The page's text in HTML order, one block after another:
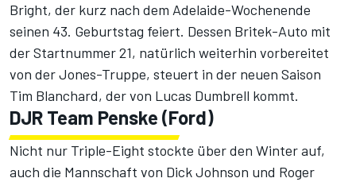
Bright, der kurz nach dem Adelaide-Wochenende
seinen 43. Geburtstag feiert. Dessen Britek-Auto mit
der Startnummer 21, natürlich weiterhin vorbereitet
von der Jones-Truppe, steuert in der neuen Saison
Tim Blanchard, der von Lucas Dumbrell kommt.
DJR Team Penske (Ford)
Nicht nur Triple-Eight stockte über den Winter auf,
auch die Mannschaft von Dick Johnson und Roger